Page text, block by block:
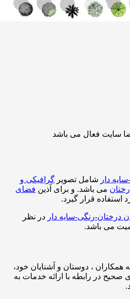
فعال می باشد
دارشامل تصویرگرافیکی و
می باشد. و برای آذین فضای
قرار گیرد.
رنگی-سایه داردر نظر
باشد.
، دوستان و آشنایان خود،
در رابطه با ارائه خدمات به